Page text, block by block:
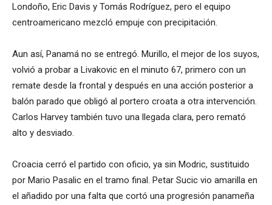
Londoño, Eric Davis y Tomás Rodríguez, pero el equipo
centroamericano mezcló empuje con precipitación.
Aun así, Panamá no se entregó. Murillo, el mejor de los suyos,
volvió a probar a Livakovic en el minuto 67, primero con un
remate desde la frontal y después en una acción posterior a
balón parado que obligó al portero croata a otra intervención.
Carlos Harvey también tuvo una llegada clara, pero remató
alto y desviado.
Croacia cerró el partido con oficio, ya sin Modric, sustituido
por Mario Pasalic en el tramo final. Petar Sucic vio amarilla en
el añadido por una falta que cortó una progresión panameña